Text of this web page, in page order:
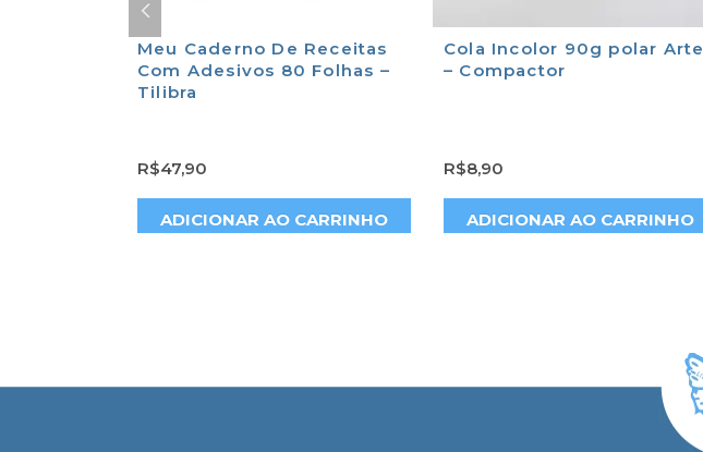
Meu Caderno De Receitas
Com Adesivos 80 Folhas –
Tilibra
R$47,90
ADICIONAR AO CARRINHO
Cola Incolor 90g polar Arte
– Compactor
R$8,90
ADICIONAR AO CARRINHO